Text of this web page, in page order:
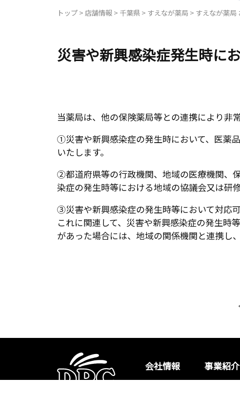
トップ> 店舗情報> 千葉県> すえなが薬局 > すえなが薬局
災害や新興感染症発生時に
当薬局は、他の保険薬局等との連携により非
①災害や新興感染症の発生時において、医薬
いたします。
②都道府県等の行政機関、地域の医療機関、
染症の発生時等における地域の協議会又は研
③災害や新興感染症の発生時等において対応
これに関連して、災害や新興感染症の発生時
があった場合には、地域の関係機関と連携し
会社情報 事業紹介